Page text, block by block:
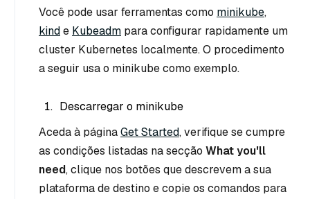
Você pode usar ferramentas como minikube,
kinde Kubeadm para configurar rapidamente um
cluster Kubernetes localmente. O procedimento
a seguir usa o minikube como exemplo.
Descarregar o minikube
Aceda à páginaGet Started, verifique se cumpre
as condições listadas na secção What you'll
need, clique nos botões que descrevem a sua
plataforma de destino e copie os comandos para